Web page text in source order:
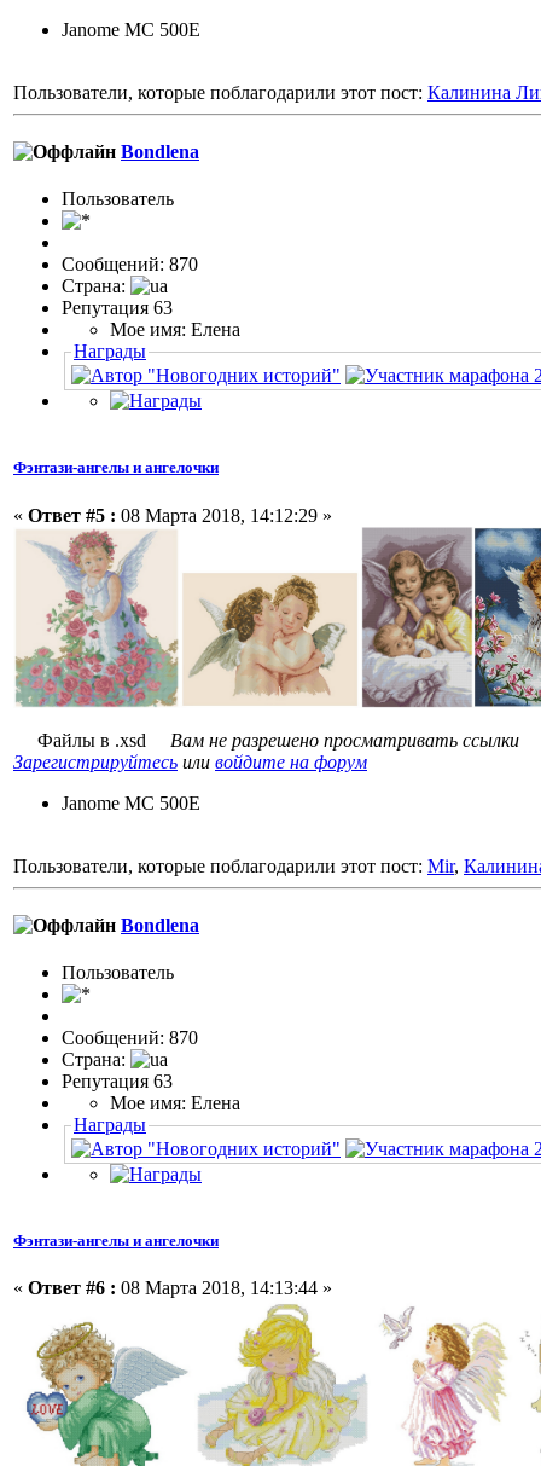
Janome MC 500E
Пользователи, которые поблагодарили этот пост: Калинина
Bondlena
Пользовaтeль
Сообщений: 870
Страна:
Репутация 63
Мое имя: Елена
Награды
Фэнтази-ангелы и ангелочки
« Ответ #5 : 08 Марта 2018, 14:12:29 »
Файлы в .xsd Вам не разрешено просматривать ссылки
Зарегистрируйтесь или войдите на форум
Janome MC 500E
Пользователи, которые поблагодарили этот пост: Mir,
Bondlena
Пользовaтeль
Сообщений: 870
Страна:
Репутация 63
Мое имя: Елена
Награды
Фэнтази-ангелы и ангелочки
« Ответ #6 : 08 Марта 2018, 14:13:44 »